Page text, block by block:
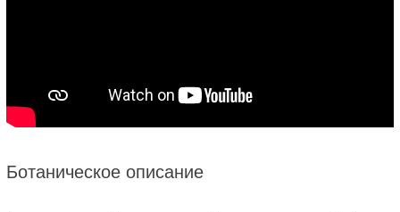
Ботаническое описание